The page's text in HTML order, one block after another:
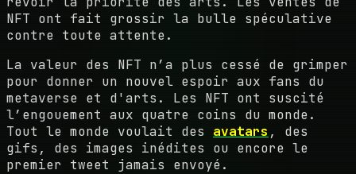
NFT ont fait grossir la bulle spéculative
contre toute attente.
La valeur des NFT n’a plus cessé de grimper
pour donner un nouvel espoir aux fans du
metaverse et d'arts. Les NFT ont suscité
l’engouement aux quatre coins du monde.
Tout le monde voulait des avatars , des
gifs, des images inédites ou encore le
premier tweet jamais envoyé.